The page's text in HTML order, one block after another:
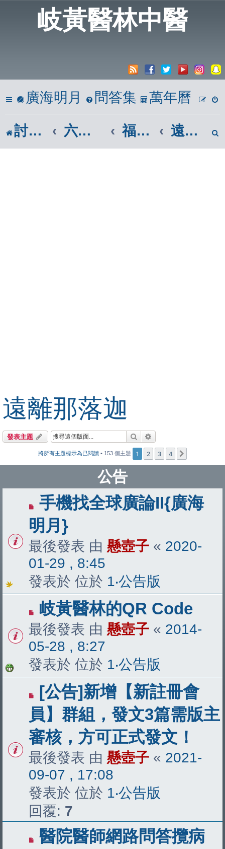
岐黃醫林中醫
廣海明月 問答集 萬年曆
討論區 六、心靈饗宴 福智佛教團體|福智廣論 遠離那落迦
遠離那落迦
發表主題 搜尋
將所有主題標示為已閱讀 • 153 個主題 1 2 3 4
公告
手機找全球廣論II{廣海
明月}
最後發表 由 懸壺子 « 2020-
01-29 , 8:45
發表於 位於 1‧公告版
岐黃醫林的QR Code
最後發表 由 懸壺子 « 2014-
05-28 , 8:27
發表於 位於 1‧公告版
[公告]新增【新註冊會
員】群組，發文3篇需版主
審核，方可正式發文！
最後發表 由 懸壺子 « 2021-
09-07 , 17:08
發表於 位於 1‧公告版
回覆: 7
醫院醫師網路問答攬病